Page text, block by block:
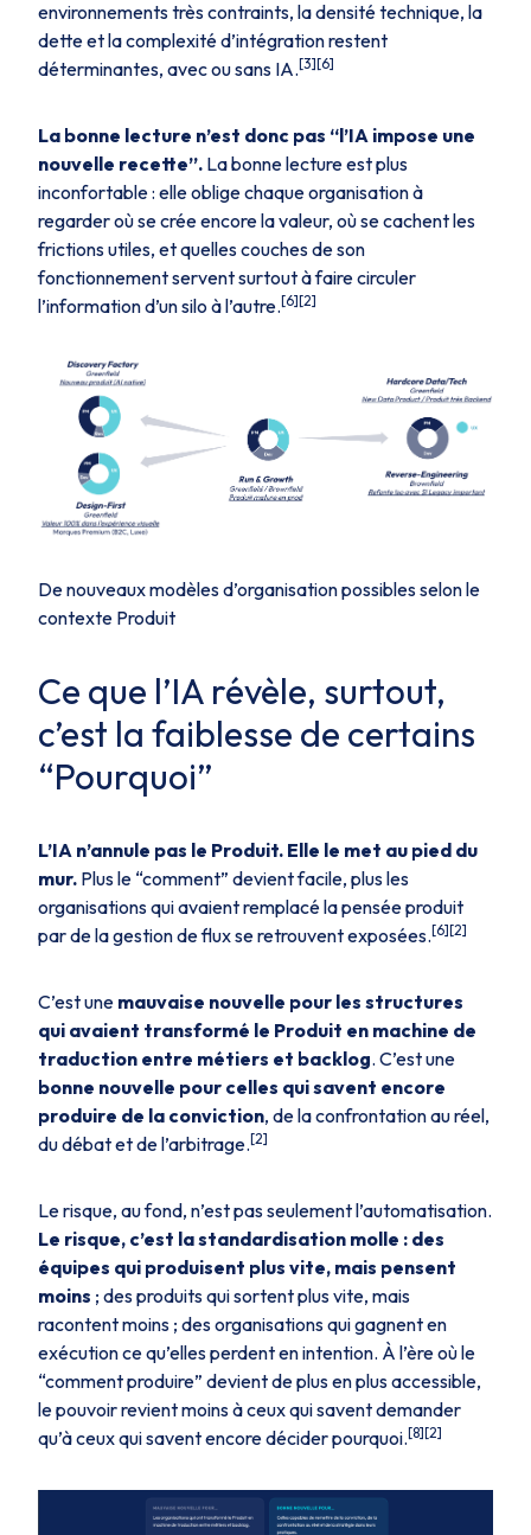
environnements très contraints, la densité technique, la
dette et la complexité d’intégration restent
déterminantes, avec ou sans IA.[3][6]
La bonne lecture n’est donc pas “l’IA impose une
nouvelle recette”. La bonne lecture est plus
inconfortable : elle oblige chaque organisation à
regarder où se crée encore la valeur, où se cachent les
frictions utiles, et quelles couches de son
fonctionnement servent surtout à faire circuler
l’information d’un silo à l’autre.[6][2]
De nouveaux modèles d’organisation possibles selon le
contexte Produit
Ce que l’IA révèle, surtout,
c’est la faiblesse de certains
“Pourquoi”
L’IA n’annule pas le Produit. Elle le met au pied du
mur. Plus le “comment” devient facile, plus les
organisations qui avaient remplacé la pensée produit
par de la gestion de flux se retrouvent exposées.[6][2]
C’est une mauvaise nouvelle pour les structures
qui avaient transformé le Produit en machine de
traduction entre métiers et backlog. C’est une
bonne nouvelle pour celles qui savent encore
produire de la conviction, de la confrontation au réel,
du débat et de l’arbitrage.[2]
Le risque, au fond, n’est pas seulement l’automatisation.
Le risque, c’est la standardisation molle : des
équipes qui produisent plus vite, mais pensent
moins ; des produits qui sortent plus vite, mais
racontent moins ; des organisations qui gagnent en
exécution ce qu’elles perdent en intention. À l’ère où le
“comment produire” devient de plus en plus accessible,
le pouvoir revient moins à ceux qui savent demander
qu’à ceux qui savent encore décider pourquoi.[8][2]